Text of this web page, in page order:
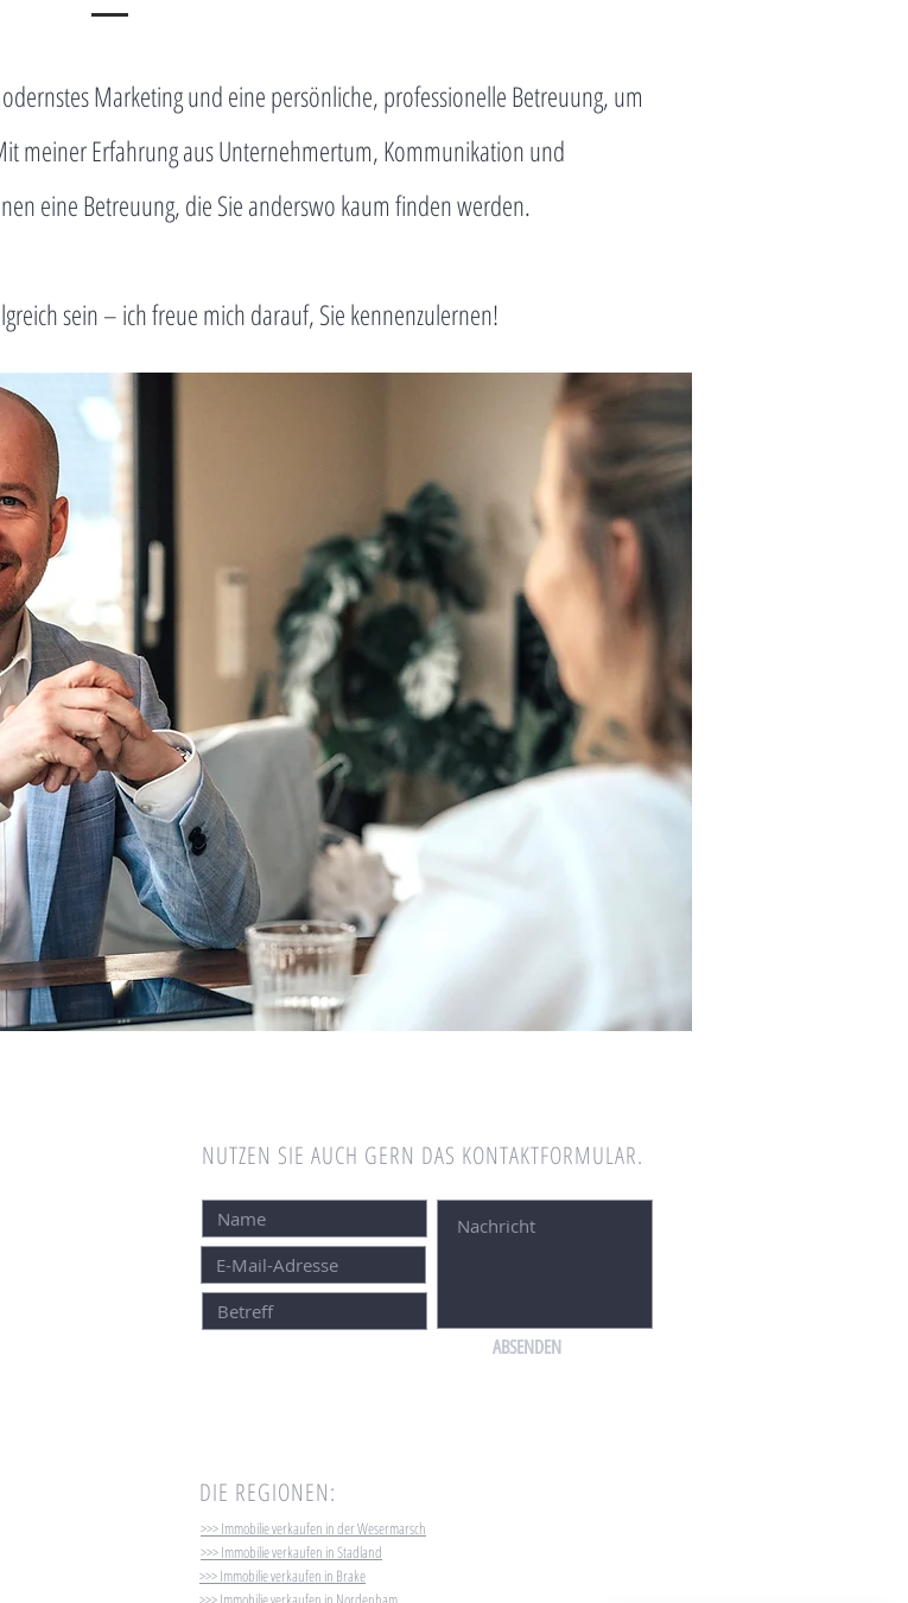
Marketing und eine persönliche, professionelle Betreuung, um
meiner Erfahrung aus Unternehmertum, Kommunikation und
eine Betreuung, die Sie anderswo kaum finden werden.
sein – ich freue mich darauf, Sie kennenzulernen!
NUTZEN SIE AUCH GERN DAS KONTAKTFORMULAR.
ABSENDEN
DIE REGIONEN:
>>> Immobilie verkaufen in der Wesermarsch
>>> Immobilie verkaufen in Stadland
>>> Immobilie verkaufen in Brake